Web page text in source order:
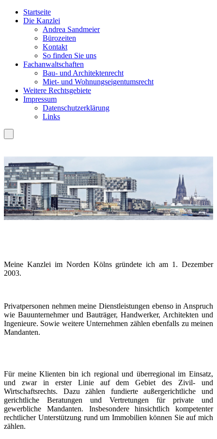
Startseite
Die Kanzlei
Andrea Sandmeier
Bürozeiten
Kontakt
So finden Sie uns
Fachanwaltschaften
Bau- und Architektenrecht
Miet- und Wohnungseigentumsrecht
Weitere Rechtsgebiete
Impressum
Datenschutzerklärung
Links
Meine Kanzlei im Norden Kölns gründete ich am 1. Dezember
2003.
Privatpersonen nehmen meine Dienstleistungen ebenso in Anspruch
wie Bauunternehmer und Bauträger, Handwerker, Architekten und
Ingenieure. Sowie weitere Unternehmen zählen ebenfalls zu meinen
Mandanten.
Für meine Klienten bin ich regional und überregional im Einsatz,
und zwar in erster Linie auf dem Gebiet des Zivil- und
Wirtschaftsrechts. Dazu zählen fundierte außergerichtliche und
gerichtliche Beratungen und Vertretungen für private und
gewerbliche Mandanten. Insbesondere hinsichtlich kompetenter
rechtlicher Unterstützung rund um Immobilien können Sie auf mich
zählen.